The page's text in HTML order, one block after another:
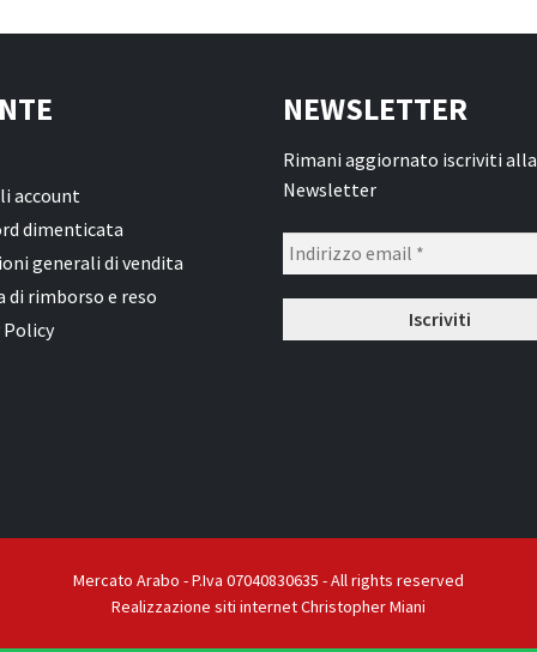
account
dimenticata
generali di vendita
di rimborso e reso
Policy
NEWSLETTER
Rimani aggiornato iscriviti alla
Newsletter
Mercato Arabo - P.Iva 07040830635 - All rights reserved
Realizzazione siti internet Christopher Miani